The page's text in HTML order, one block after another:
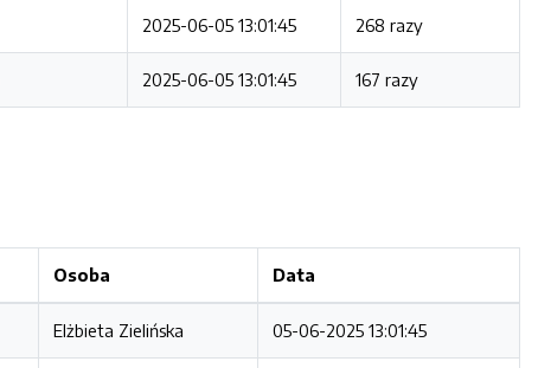
2025-06-05 13:01:45 268 razy
2025-06-05 13:01:45 167 razy
Osoba Data
Elżbieta Zielińska 05-06-2025 13:01:45